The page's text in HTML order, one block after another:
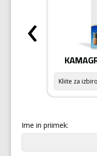
‹
Ime in priimek: